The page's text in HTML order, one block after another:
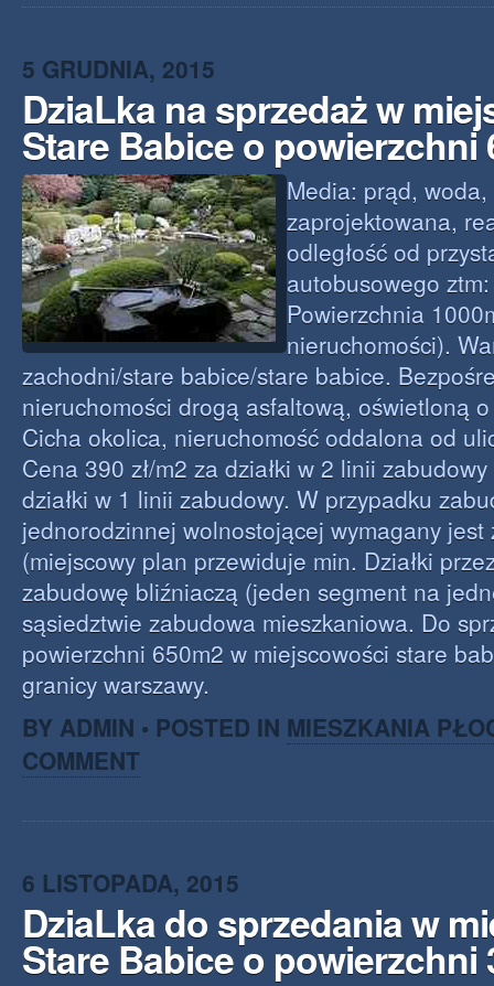
5 GRUDNIA, 2015
DziaLka na sprzedaż w
Stare Babice o powierzchni
Media: prąd,
zaprojektowana,
odległość od
autobusowego
Powierzchnia
nieruchomości).
zachodni/stare babice/stare babice.
nieruchomości drogą asfaltową, oświetloną o
Cicha okolica, nieruchomość oddalona od
Cena 390 zł/m2 za działki w 2 linii
działki w 1 linii zabudowy. W przypadku
jednorodzinnej wolnostojącej wymagany jest
(miejscowy plan przewiduje min. Działki
zabudowę bliźniaczą (jeden segment na
sąsiedztwie zabudowa mieszkaniowa. Do
powierzchni 650m2 w miejscowości stare
granicy warszawy.
BY ADMIN • POSTED IN MIESZKANIA
COMMENT
6 LISTOPADA, 2015
DziaLka do sprzedania w
Stare Babice o powierzchni